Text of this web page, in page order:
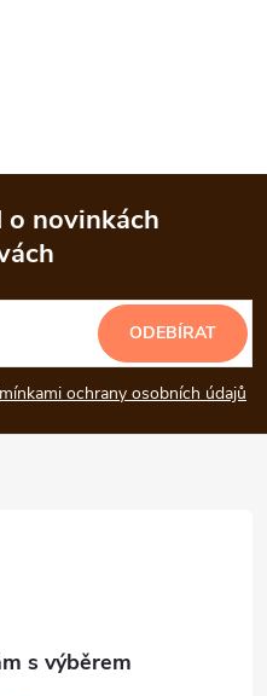
o novinkách
ochrany osobních údajů
ODEBÍRAT